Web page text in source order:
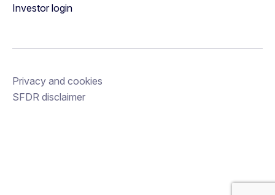
Investor login
Privacy and cookies
SFDR disclaimer